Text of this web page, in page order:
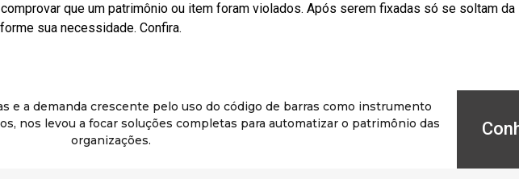
que um patrimônio ou item foram violados. Após serem fixadas só se soltam
sua necessidade. Confira.
e a demanda crescente pelo uso do código de barras como instrumento
nos levou a focar soluções completas para automatizar o patrimônio das
organizações.